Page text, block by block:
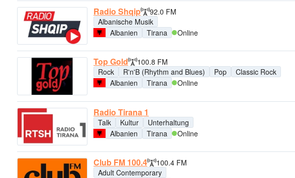
Radio Shqip
92.0 FM
Albanische Musik
Albanien
Tirana Online
Top Gold
100.8 FM
Rock
R'n'B (Rhythm and Blues) Pop
Classic Rock
Albanien
Tirana Online
Radio Tirana 1
Talk Kultur
Unterhaltung
Albanien
Tirana Online
Club FM 100.4
100.4 FM
Adult Contemporary